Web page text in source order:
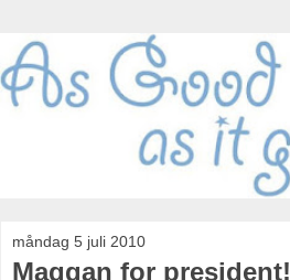
måndag 5 juli 2010
Maggan for president!